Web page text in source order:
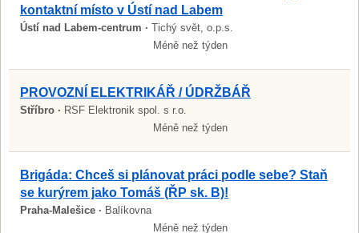
kontaktní místo v Ústí nad Labem
Ústí nad Labem-centrum · Tichý svět, o.p.s.
Méně než týden
PROVOZNÍ ELEKTRIKÁŘ / ÚDRŽBÁŘ
Stříbro · RSF Elektronik spol. s r.o.
Méně než týden
Brigáda: Chceš si plánovat práci podle sebe? Staň
se kurýrem jako Tomáš (ŘP sk. B)!
Praha-Malešice · Balíkovna
Méně než týden